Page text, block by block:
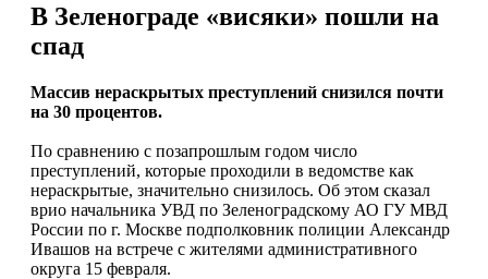
В Зеленограде «висяки» пошли на
спад
Массив нераскрытых преступлений снизился почти
на 30 процентов.
По сравнению с позапрошлым годом число
преступлений, которые проходили в ведомстве как
нераскрытые, значительно снизилось. Об этом сказал
врио начальника УВД по Зеленоградскому АО ГУ МВД
России по г. Москве подполковник полиции Александр
Ивашов на встрече с жителями административного
округа 15 февраля.